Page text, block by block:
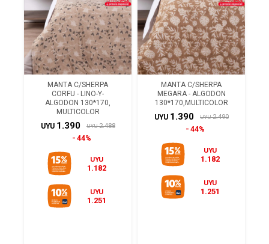
MANTA C/SHERPA
CORFU - LINO-Y-
ALGODON 130*170,
MULTICOLOR
UYU 1.390 UYU 2.488
44%
UYU
1.182
UYU
1.251
MANTA C/SHERPA
MEGARA - ALGODON
130*170,MULTICOLOR
UYU 1.390 UYU 2.490
44%
UYU
1.182
UYU
1.251